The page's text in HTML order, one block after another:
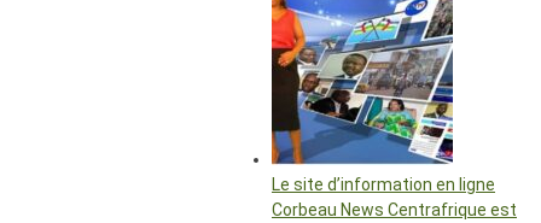
Le site d’information en ligne
Corbeau News Centrafrique est